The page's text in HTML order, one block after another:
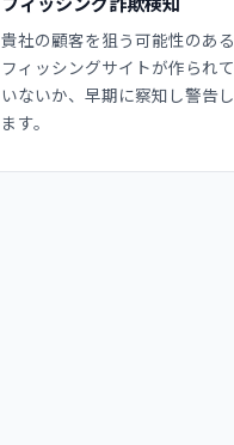
貴社の顧客を狙う可能性のある
フィッシングサイトが作られて
いないか、早期に察知し警告し
ます。